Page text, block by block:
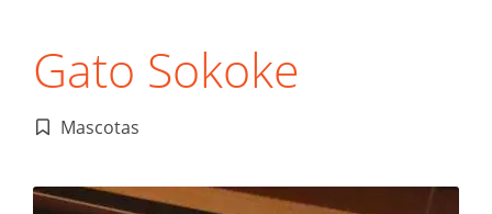
Gato Sokoke
Publicado
Mascotas